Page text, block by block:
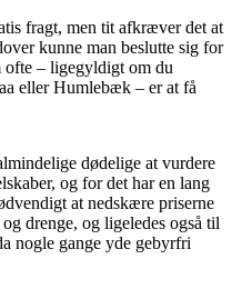
fragt, men tit afkræver det at
kunne man beslutte sig for
ofte – ligegyldigt om du
eller Humlebæk – er at få
dødelige at vurdere
og for det har en lang
at nedskære priserne
drenge, og ligeledes også til
nogle gange yde gebyrfri